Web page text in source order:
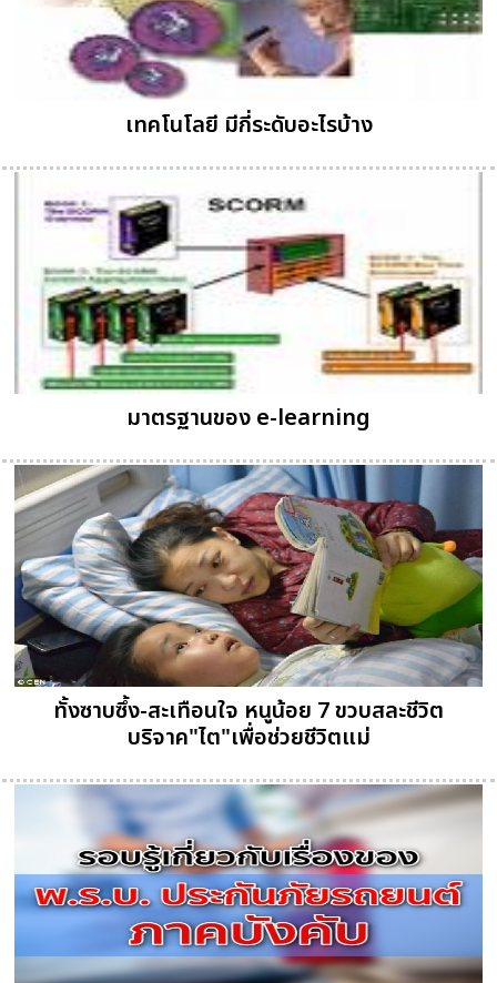
เทคโนโลยี มีกี่ระดับอะไรบ้าง
มาตรฐานของ e-learning
ทั้งซาบซึ้ง-สะเทือนใจ หนูน้อย 7 ขวบสละชีวิต
บริจาค"ไต"เพื่อช่วยชีวิตแม่